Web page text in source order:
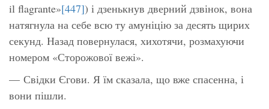
il flagrante»[447]) і дзенькнув дверний дзвінок, вона
натягнула на себе всю ту амуніцію за десять щирих
секунд. Назад повернулася, хихотячи, розмахуючи
номером «Сторожової вежі».
— Свідки Єгови. Я їм сказала, що вже спасенна, і
вони пішли.